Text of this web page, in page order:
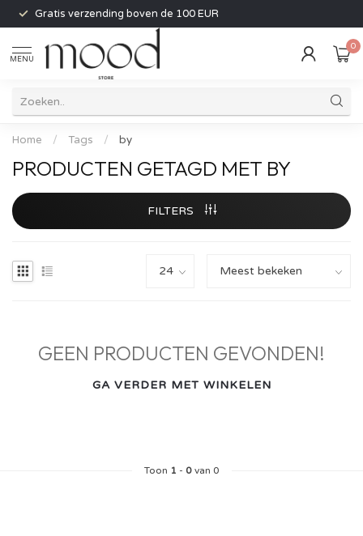
Gratis verzending boven de 100 EUR
MENU
0
Home / Tags / by
PRODUCTEN GETAGD MET BY
FILTERS
GEEN PRODUCTEN GEVONDEN!
GA VERDER MET WINKELEN
Toon 1 - 0van 0